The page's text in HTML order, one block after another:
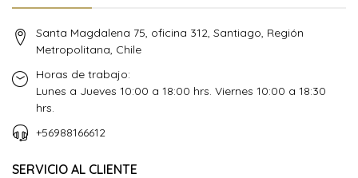
Santa Magdalena 75, oficina 312, Santiago, Región
Metropolitana, Chile
Horas de trabajo:
Lunes a Jueves 10:00 a 18:00 hrs. Viernes 10:00 a 18:30
hrs.
+56988166612
SERVICIO AL CLIENTE